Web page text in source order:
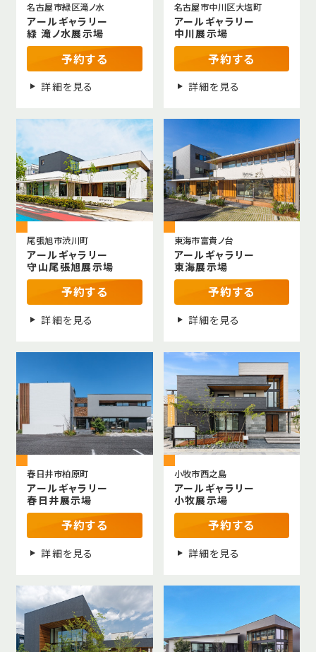
名古屋市緑区滝ノ水
アールギャラリー
緑 滝ノ水展示場
予約する
詳細を見る
名古屋市中川区大塩町
アールギャラリー
中川展示場
予約する
詳細を見る
尾張旭市渋川町
アールギャラリー
守山尾張旭展示場
予約する
詳細を見る
東海市富貴ノ台
アールギャラリー
東海展示場
予約する
詳細を見る
春日井市柏原町
アールギャラリー
春日井展示場
予約する
詳細を見る
小牧市西之島
アールギャラリー
小牧展示場
予約する
詳細を見る